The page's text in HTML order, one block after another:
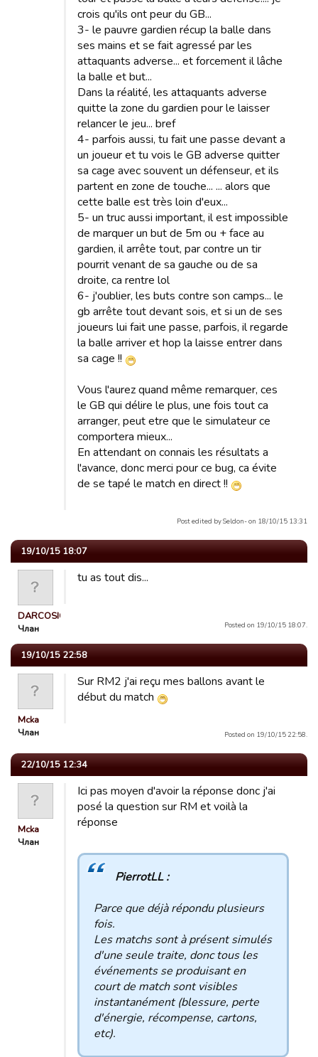
crois qu'ils ont peur du GB...
3- le pauvre gardien récup la balle dans
ses mains et se fait agressé par les
attaquants adverse... et forcement il lâche
la balle et but...
Dans la réalité, les attaquants adverse
quitte la zone du gardien pour le laisser
relancer le jeu... bref
4- parfois aussi, tu fait une passe devant a
un joueur et tu vois le GB adverse quitter
sa cage avec souvent un défenseur, et ils
partent en zone de touche... ... alors que
cette balle est très loin d'eux...
5- un truc aussi important, il est impossible
de marquer un but de 5m ou + face au
gardien, il arrête tout, par contre un tir
pourrit venant de sa gauche ou de sa
droite, ca rentre lol
6- j'oublier, les buts contre son camps... le
gb arrête tout devant sois, et si un de ses
joueurs lui fait une passe, parfois, il regarde
la balle arriver et hop la laisse entrer dans
sa cage !!
Vous l'aurez quand même remarquer, ces
le GB qui délire le plus, une fois tout ca
arranger, peut etre que le simulateur ce
comportera mieux...
En attendant on connais les résultats a
l'avance, donc merci pour ce bug, ca évite
de se tapé le match en direct !!
Post edited by Seldon- on 18/10/15 13:31
19/10/15 18:07
DARCOSIOS
Члан
tu as tout dis...
Posted on 19/10/15 18:07.
19/10/15 22:58
Mcka
Члан
Sur RM2 j'ai reçu mes ballons avant le
début du match
Posted on 19/10/15 22:58.
22/10/15 12:34
Mcka
Члан
Ici pas moyen d'avoir la réponse donc j'ai
posé la question sur RM et voilà la
réponse
PierrotLL :
Parce que déjà répondu plusieurs
fois.
Les matchs sont à présent simulés
d'une seule traite, donc tous les
événements se produisant en
court de match sont visibles
instantanément (blessure, perte
d'énergie, récompense, cartons,
etc).